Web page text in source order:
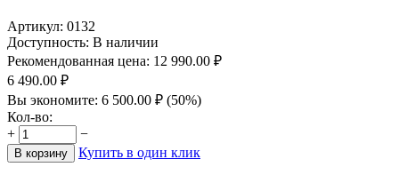
Артикул: 0132
Доступность: В наличии
Рекомендованная цена: 12 990.00 ₽
6 490.00 ₽
Вы экономите: 6 500.00 ₽ (50%)
Кол-во:
+
−
В корзину Купить в один клик